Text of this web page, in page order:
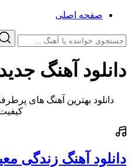
صفحه اصلی
دانلود آهنگ جدید
دانلود آهنگ زندگی